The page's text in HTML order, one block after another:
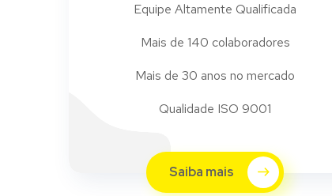
Equipe Altamente Qualificada
Mais de 140 colaboradores
Mais de 30 anos no mercado
Qualidade ISO 9001
Saiba mais